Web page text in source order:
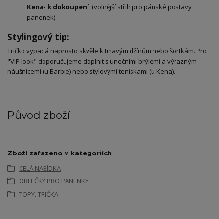
Kena- k dokoupení (volnější střih pro pánské postavy
panenek).
​Stylingový tip:
​Tričko vypadá naprosto skvěle k tmavým džínům nebo šortkám. Pro
"VIP look" doporučujeme doplnit slunečními brýlemi a výraznými
náušnicemi (u Barbie) nebo stylovými teniskami (u Kena).
Původ zboží
Zboží zařazeno v kategoriích
CELÁ NABÍDKA
OBLEČKY PRO PANENKY
TOPY, TRIČKA